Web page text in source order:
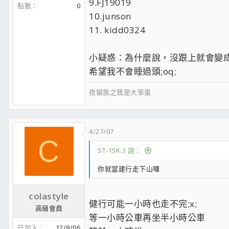
點數
0
9.FJ19019
10.junson
11. kidd0324
小疑惑：為什麼說，沒跟上就會變
希望我不會睡過頭;oq;
夜貓族之我是大笨蛋
C
colastyle
高級會員
4/27/07
ST-15K.3 說：
你就當建行走下山囉
健行可能一小時也走不完;x;
等一小時公車再坐半小時公車